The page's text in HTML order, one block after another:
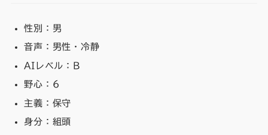
性別：男
音声：男性・冷静
AIレベル：B
野心：6
主義：保守
身分：組頭